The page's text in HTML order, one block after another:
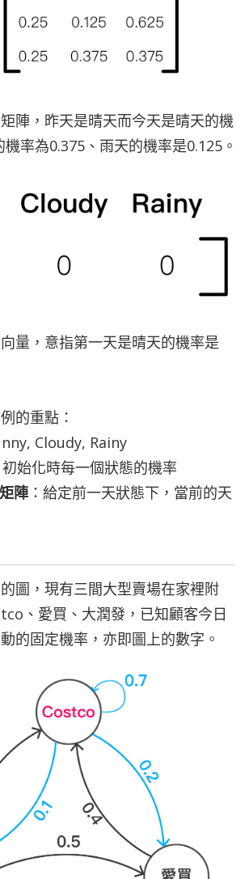
陣，昨天是晴天而今天是晴天的機
率為0.375、雨天的機率是0.125。
量，意指第一天是晴天的機率是
的重點：
Cloudy, Rainy
初始化時每一個狀態的機率
陣 ：給定前一天狀態下，當前的天
圖，現有三間大型賣場在家裡附
、愛買、大潤發，已知顧客今日
的固定機率，亦即圖上的數字。